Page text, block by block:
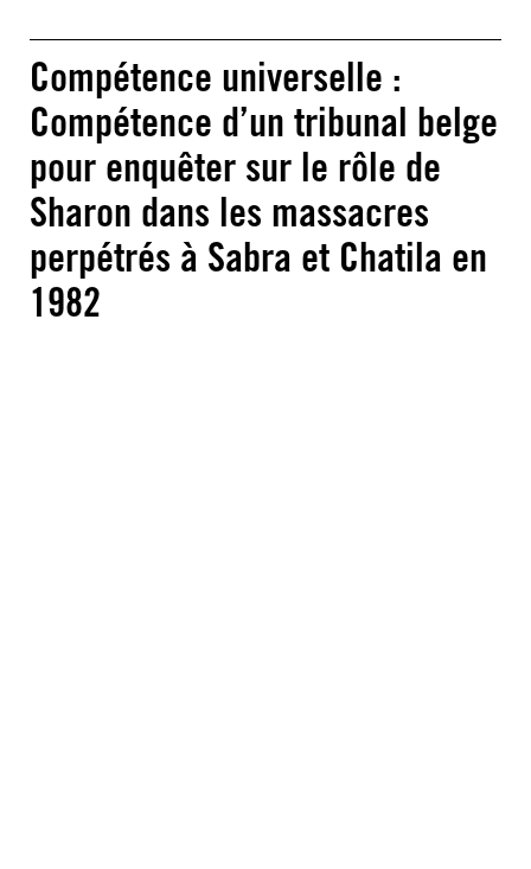
Compétence universelle :
Compétence d’un tribunal belge
pour enquêter sur le rôle de
Sharon dans les massacres
perpétrés à Sabra et Chatila en
1982